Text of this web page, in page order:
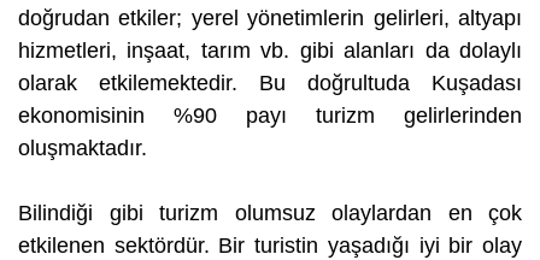
doğrudan etkiler; yerel yönetimlerin gelirleri, altyapı
hizmetleri, inşaat, tarım vb. gibi alanları da dolaylı
olarak etkilemektedir. Bu doğrultuda Kuşadası
ekonomisinin %90 payı turizm gelirlerinden
oluşmaktadır.
Bilindiği gibi turizm olumsuz olaylardan en çok
etkilenen sektördür. Bir turistin yaşadığı iyi bir olay